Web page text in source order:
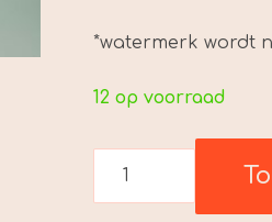
*watermerk wordt
12 op voorraad
Verjaardagskaart